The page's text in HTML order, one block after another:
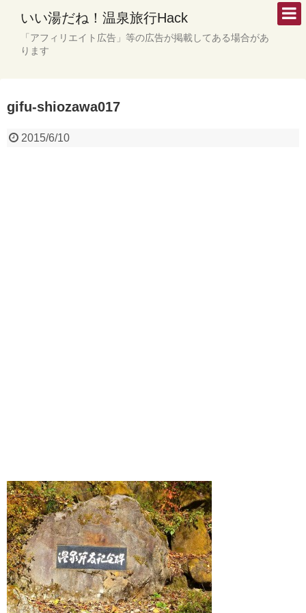
いい湯だね！温泉旅行Hack
「アフィリエイト広告」等の広告が掲載してある場合があ
ります
gifu-shiozawa017
2015/6/10